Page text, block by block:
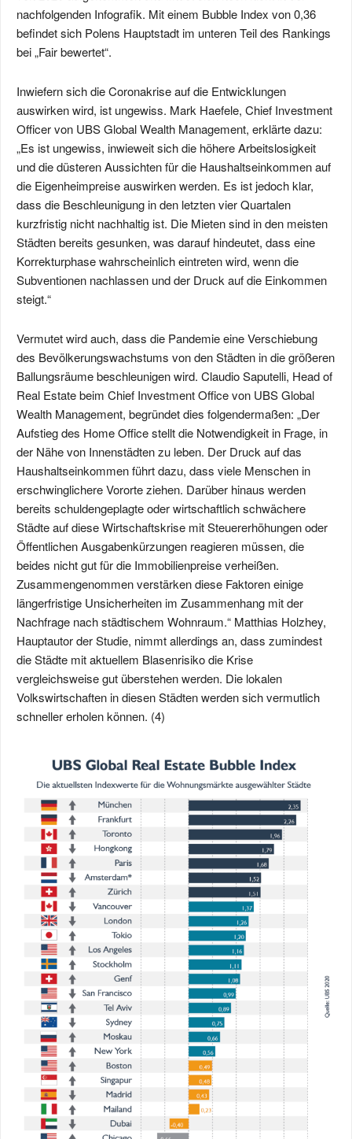
nachfolgenden Infografik. Mit einem Bubble Index von 0,36
befindet sich Polens Hauptstadt im unteren Teil des Rankings
bei „Fair bewertet“.
Inwiefern sich die Coronakrise auf die Entwicklungen
auswirken wird, ist ungewiss. Mark Haefele, Chief Investment
Officer von UBS Global Wealth Management, erklärte dazu:
„Es ist ungewiss, inwieweit sich die höhere Arbeitslosigkeit
und die düsteren Aussichten für die Haushaltseinkommen auf
die Eigenheimpreise auswirken werden. Es ist jedoch klar,
dass die Beschleunigung in den letzten vier Quartalen
kurzfristig nicht nachhaltig ist. Die Mieten sind in den meisten
Städten bereits gesunken, was darauf hindeutet, dass eine
Korrekturphase wahrscheinlich eintreten wird, wenn die
Subventionen nachlassen und der Druck auf die Einkommen
steigt.“
Vermutet wird auch, dass die Pandemie eine Verschiebung
des Bevölkerungswachstums von den Städten in die größeren
Ballungsräume beschleunigen wird. Claudio Saputelli, Head of
Real Estate beim Chief Investment Office von UBS Global
Wealth Management, begründet dies folgendermaßen: „Der
Aufstieg des Home Office stellt die Notwendigkeit in Frage, in
der Nähe von Innenstädten zu leben. Der Druck auf das
Haushaltseinkommen führt dazu, dass viele Menschen in
erschwinglichere Vororte ziehen. Darüber hinaus werden
bereits schuldengeplagte oder wirtschaftlich schwächere
Städte auf diese Wirtschaftskrise mit Steuererhöhungen oder
Öffentlichen Ausgabenkürzungen reagieren müssen, die
beides nicht gut für die Immobilienpreise verheißen.
Zusammengenommen verstärken diese Faktoren einige
längerfristige Unsicherheiten im Zusammenhang mit der
Nachfrage nach städtischem Wohnraum.“ Matthias Holzhey,
Hauptautor der Studie, nimmt allerdings an, dass zumindest
die Städte mit aktuellem Blasenrisiko die Krise
vergleichsweise gut überstehen werden. Die lokalen
Volkswirtschaften in diesen Städten werden sich vermutlich
schneller erholen können. (4)